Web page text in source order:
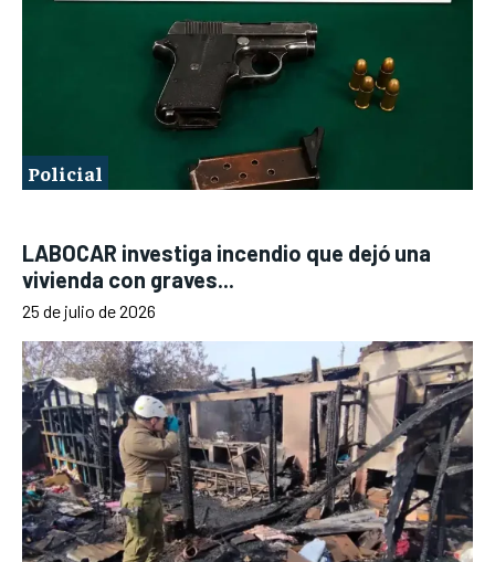
Policial
LABOCAR investiga incendio que dejó una
vivienda con graves...
25 de julio de 2026